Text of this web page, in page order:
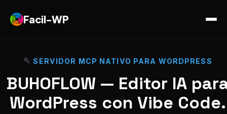
Facil-WP
SERVIDOR MCP NATIVO PARA WORDPRESS
BUHOFLOW — Editor IA
WordPress con Vibe Code.